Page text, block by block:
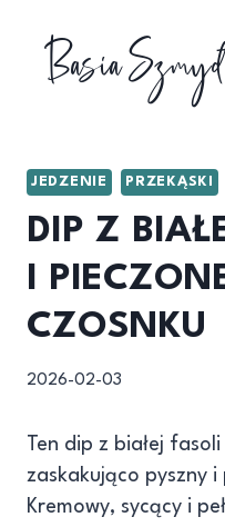
treściBasia
JEDZENIE PRZEKĄSKI
DIP Z
I
CZOSNKU
2026-02-03
Ten dip z białej
zaskakująco pyszny
Kremowy, sycący i